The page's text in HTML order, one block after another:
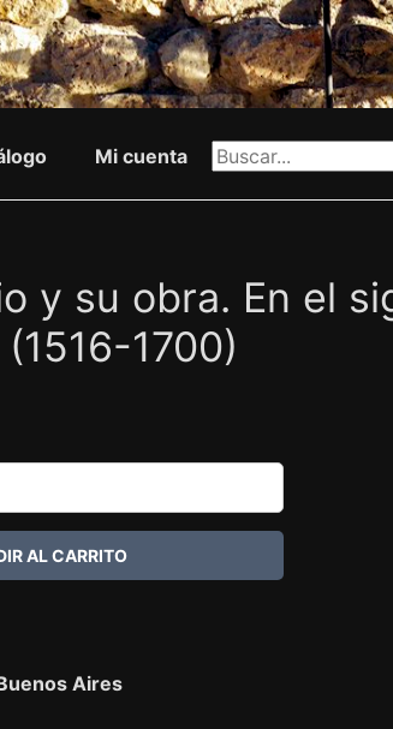
Mi cuenta
y su obra. En el
1700)
Aires